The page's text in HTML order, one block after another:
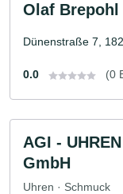
Olaf Brepohl
Dünenstraße 7,
0.0 (0
AGI -
GmbH
Uhren · Schmuck